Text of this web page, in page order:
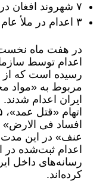
۷ شهروند افغان در این مدت اعدام شدند
۳ اعدام در ملأ عام اجرا شد
اعدام توسط
مربوط به «مواد
اعدام ثبت‌شده
کرده‌اند.